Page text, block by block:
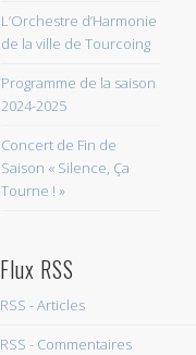
L’Orchestre d’Harmonie
de la ville de Tourcoing
Programme de la saison
2024-2025
Concert de Fin de
Saison « Silence, Ça
Tourne ! »
Flux RSS
RSS - Articles
RSS - Commentaires